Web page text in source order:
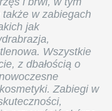
w zabiegach
jak
Wszystkie
z dbałością o
Zabiegi w